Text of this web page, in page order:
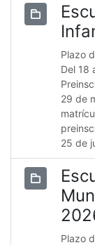
Plazo
Del 18
29 de
25 de
Plazo